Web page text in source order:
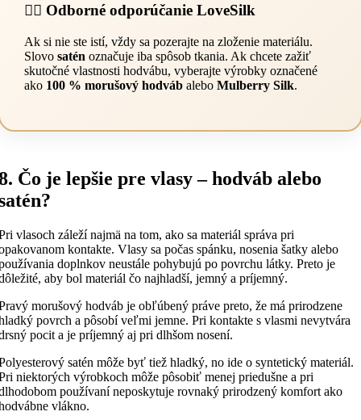
👩‍⚕️ Odborné odporúčanie LoveSilk
Ak si nie ste istí, vždy sa pozerajte na zloženie materiálu.
Slovo satén označuje iba spôsob tkania. Ak chcete zažiť
skutočné vlastnosti hodvábu, vyberajte výrobky označené
ako 100 % morušový hodváb alebo Mulberry Silk.
Čo je lepšie pre vlasy – hodváb alebo
vlasoch záleží najmä na tom, ako sa materiál správa pri
kontakte. Vlasy sa počas spánku, nosenia šatky alebo
doplnkov neustále pohybujú po povrchu látky. Preto je
aby bol materiál čo najhladší, jemný a príjemný.
morušový hodváb je obľúbený práve preto, že má prirodzene
povrch a pôsobí veľmi jemne. Pri kontakte s vlasmi nevytvára
pocit a je príjemný aj pri dlhšom nosení.
satén môže byť tiež hladký, no ide o syntetický materiál.
niektorých výrobkoch môže pôsobiť menej priedušne a pri
používaní neposkytuje rovnaký prirodzený komfort ako
vlákno.